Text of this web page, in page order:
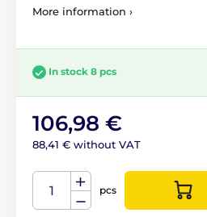
More information ›
In stock 8 pcs
106,98 €
88,41 € without VAT
pcs